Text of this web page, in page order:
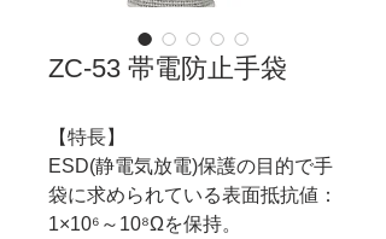
ZC-53 帯電防止手袋
【特長】
ESD(静電気放電)保護の目的で手
袋に求められている表面抵抗値：
1×10⁶～10⁸Ωを保持。